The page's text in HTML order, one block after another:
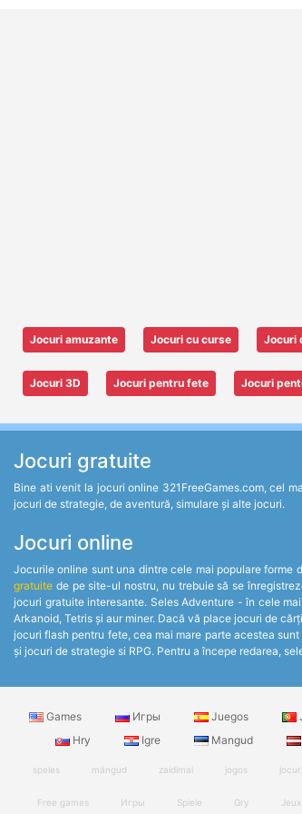
Jocuri amuzante Jocuri cu curse Jocuri
Jocuri 3D Jocuri pentru fete Jocuri
Jocuri gratuite
Bine ati venit la jocuri online 321FreeGames.com, cel
jocuri de strategie, de aventură, simulare și alte jocuri.
Jocuri online
Jocurile online sunt una dintre cele mai populare
gratuite de pe site-ul nostru, nu trebuie să se
jocuri gratuite interesante. Seles Adventure - în cele
Arkanoid, Tetris și aur miner. Dacă vă place jocuri de
jocuri flash pentru fete, cea mai mare parte acestea
și jocuri de strategie si RPG. Pentru a începe redarea,
Games Игры Juegos
Hry
Igre Mangud
speles mängud zaidimai jogos jocuri
Free games
Игры Spiele Gry Jeux